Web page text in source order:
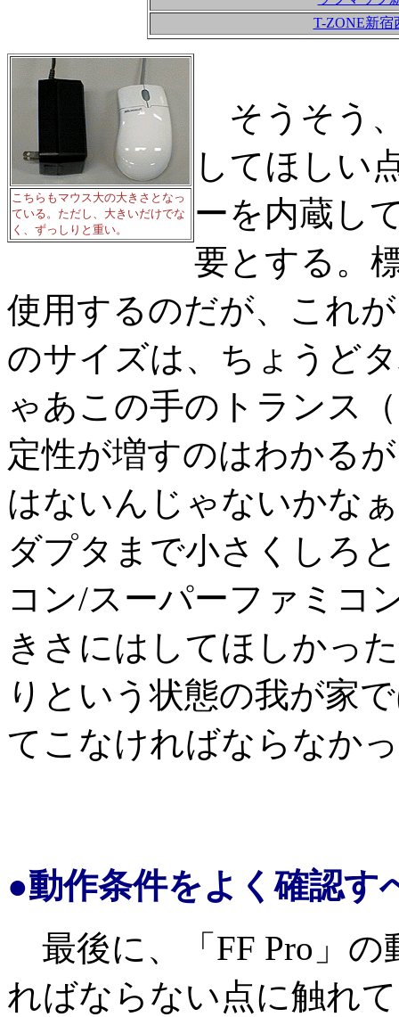
T-ZONE新宿
こちらもマウス大の大きさとなっ
ている。ただし、大きいだけでな
く、ずっしりと重い。
そうそう
してほしい
ーを内蔵し
要とする。
使用するのだが、これ
のサイズは、ちょうど
ゃあこの手のトランス
定性が増すのはわかる
はないんじゃないかな
ダプタまで小さくしろ
コン/スーパーファミコ
きさにはしてほしかっ
りという状態の我が家
てこなければならなか
●動作条件をよく確認す
最後に、「FF Pro」の
ればならない点に触れ